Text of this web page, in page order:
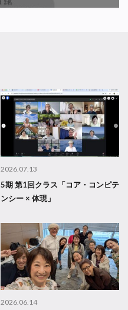
2026.07.13
5期 第1回クラス「コア・コンピテ
ンシー × 体現」
2026.06.14